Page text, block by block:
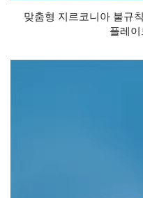
맞춤형 지르코니아 불규
플레